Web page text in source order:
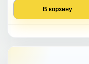
В корзину